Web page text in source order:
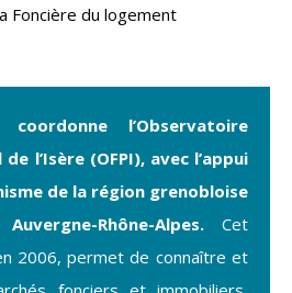
Foncière du logement
l’Observatoire
l’Isère (OFPI), avec l’appui
de la région grenobloise
Rhône-Alpes. Cet
2006, permet de connaître et